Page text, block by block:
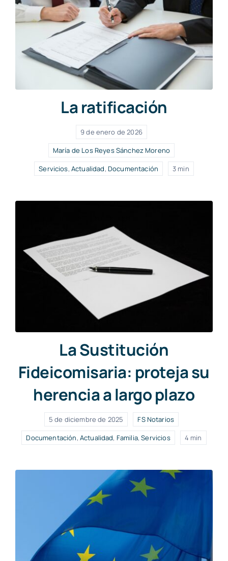
La ratificación
9 de enero de 2026
María de Los Reyes Sánchez Moreno
Servicios, Actualidad, Documentación 3 min
La Sustitución
Fideicomisaria: proteja su
herencia a largo plazo
5 de diciembre de 2025
FS Notarios
Documentación, Actualidad, Familia,Servicios 4 min